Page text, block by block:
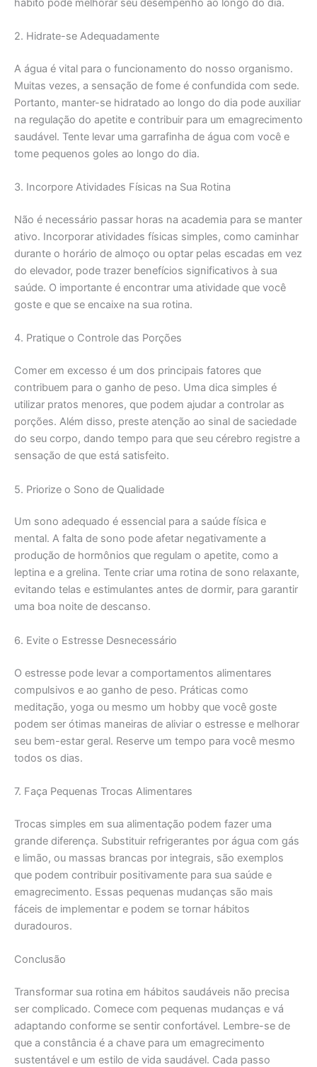
hábito pode melhorar seu desempenho ao longo do dia.
2. Hidrate-se Adequadamente
A água é vital para o funcionamento do nosso organismo.
Muitas vezes, a sensação de fome é confundida com sede.
Portanto, manter-se hidratado ao longo do dia pode auxiliar
na regulação do apetite e contribuir para um emagrecimento
saudável. Tente levar uma garrafinha de água com você e
tome pequenos goles ao longo do dia.
3. Incorpore Atividades Físicas na Sua Rotina
Não é necessário passar horas na academia para se manter
ativo. Incorporar atividades físicas simples, como caminhar
durante o horário de almoço ou optar pelas escadas em vez
do elevador, pode trazer benefícios significativos à sua
saúde. O importante é encontrar uma atividade que você
goste e que se encaixe na sua rotina.
4. Pratique o Controle das Porções
Comer em excesso é um dos principais fatores que
contribuem para o ganho de peso. Uma dica simples é
utilizar pratos menores, que podem ajudar a controlar as
porções. Além disso, preste atenção ao sinal de saciedade
do seu corpo, dando tempo para que seu cérebro registre a
sensação de que está satisfeito.
5. Priorize o Sono de Qualidade
Um sono adequado é essencial para a saúde física e
mental. A falta de sono pode afetar negativamente a
produção de hormônios que regulam o apetite, como a
leptina e a grelina. Tente criar uma rotina de sono relaxante,
evitando telas e estimulantes antes de dormir, para garantir
uma boa noite de descanso.
6. Evite o Estresse Desnecessário
O estresse pode levar a comportamentos alimentares
compulsivos e ao ganho de peso. Práticas como
meditação, yoga ou mesmo um hobby que você goste
podem ser ótimas maneiras de aliviar o estresse e melhorar
seu bem-estar geral. Reserve um tempo para você mesmo
todos os dias.
7. Faça Pequenas Trocas Alimentares
Trocas simples em sua alimentação podem fazer uma
grande diferença. Substituir refrigerantes por água com gás
e limão, ou massas brancas por integrais, são exemplos
que podem contribuir positivamente para sua saúde e
emagrecimento. Essas pequenas mudanças são mais
fáceis de implementar e podem se tornar hábitos
duradouros.
Conclusão
Transformar sua rotina em hábitos saudáveis não precisa
ser complicado. Comece com pequenas mudanças e vá
adaptando conforme se sentir confortável. Lembre-se de
que a constância é a chave para um emagrecimento
sustentável e um estilo de vida saudável. Cada passo